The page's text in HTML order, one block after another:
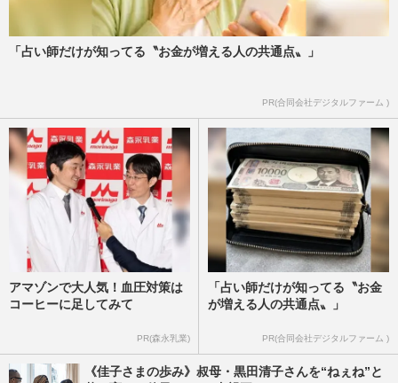
「占い師だけが知ってる〝お金が増える人の共通点〟」
PR(合同会社デジタルファーム )
アマゾンで大人気！血圧対策は
コーヒーに足してみて
PR(森永乳業)
「占い師だけが知ってる〝お金
が増える人の共通点〟」
PR(合同会社デジタルファーム )
《佳子さまの歩み》叔母・黒田清子さんを“ねぇね”と